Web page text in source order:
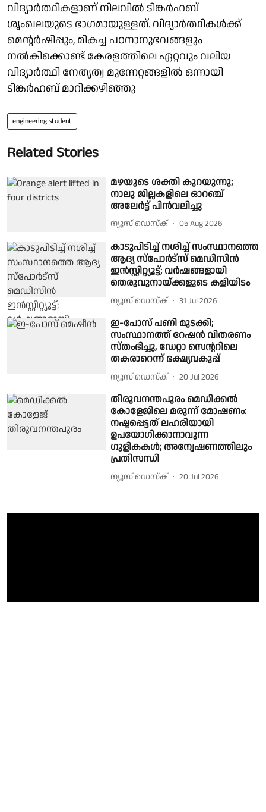
വിദ്യാര്‍ത്ഥികളാണ് നിലവില്‍ ടിങ്കര്‍ഹബ്
ശൃംഖലയുടെ ഭാഗമായുള്ളത്. വിദ്യാര്‍ത്ഥികള്‍ക്ക്
മെന്റര്‍ഷിപ്പും, മികച്ച പഠനാനുഭവങ്ങളും
നല്‍കിക്കൊണ്ട് കേരളത്തിലെ ഏറ്റവും വലിയ
വിദ്യാര്‍ത്ഥി നേതൃത്വ മുന്നേറ്റങ്ങളില്‍ ഒന്നായി
ടിങ്കര്‍ഹബ് മാറിക്കഴിഞ്ഞു
engineering student
Related Stories
മഴയുടെ ശക്തി കുറയുന്നു;
നാലു ജില്ലകളിലെ ഓറഞ്ച്
അലേർട്ട് പിൻവലിച്ചു
ന്യൂസ് ഡെസ്ക് 05 Aug 2026
കാടുപിടിച്ച് നശിച്ച് സംസ്ഥാനത്തെ
ആദ്യ സ്പോർട്‍സ് മെഡിസിൻ
ഇന്‍സ്റ്റിറ്റ്യൂട്ട്; വര്‍ഷങ്ങളായി
തെരുവുനായ്ക്കളുടെ കളിയിടം
ന്യൂസ് ഡെസ്ക് 31 Jul 2026
ഇ-പോസ് പണി മുടക്കി;
സംസ്ഥാനത്ത് റേഷന്‍ വിതരണം
സ്തംഭിച്ചു, ഡേറ്റാ സെന്ററിലെ
തകരാറെന്ന് ഭക്ഷ്യവകുപ്പ്
ന്യൂസ് ഡെസ്ക് 20 Jul 2026
തിരുവനന്തപുരം മെഡിക്കൽ
കോളേജിലെ മരുന്ന് മോഷണം:
നഷ്ടപ്പെട്ടത് ലഹരിയായി
ഉപയോഗിക്കാനാവുന്ന
ഗുളികകള്‍; അന്വേഷണത്തിലും
പ്രതിസന്ധി
ന്യൂസ് ഡെസ്ക് 20 Jul 2026